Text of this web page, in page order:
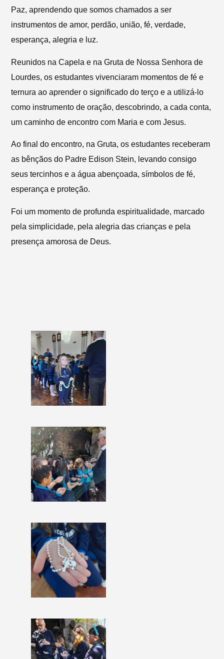
Paz, aprendendo que somos chamados a ser
instrumentos de amor, perdão, união, fé, verdade,
esperança, alegria e luz.
Reunidos na Capela e na Gruta de Nossa Senhora de
Lourdes, os estudantes vivenciaram momentos de fé e
ternura ao aprender o significado do terço e a utilizá-lo
como instrumento de oração, descobrindo, a cada conta,
um caminho de encontro com Maria e com Jesus.
Ao final do encontro, na Gruta, os estudantes receberam
as bênçãos do Padre Edison Stein, levando consigo
seus tercinhos e a água abençoada, símbolos de fé,
esperança e proteção.
Foi um momento de profunda espiritualidade, marcado
pela simplicidade, pela alegria das crianças e pela
presença amorosa de Deus.